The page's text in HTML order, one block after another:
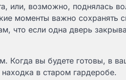
или, возможно, поднялась
моменты важно сохранять
что если одна дверь
Когда вы будете готовы, в
в старом гардеробе.